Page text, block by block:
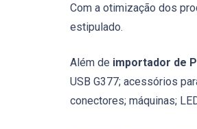
Com a otimização dos
estipulado.
Além de importador de
USB G377; acessórios
conectores; máquinas;